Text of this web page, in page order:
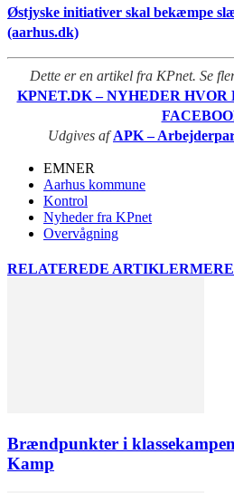
Østjyske initiativer skal bekæmpe
(aarhus.dk)
Dette er en artikel fra KPnet. Se
KPNET.DK – NYHEDER
Udgives afAPK –
EMNER
Aarhus kommune
Kontrol
Nyheder fra KPnet
Overvågning
RELATEREDE ARTIKLER
Brændpunkter i
Kamp